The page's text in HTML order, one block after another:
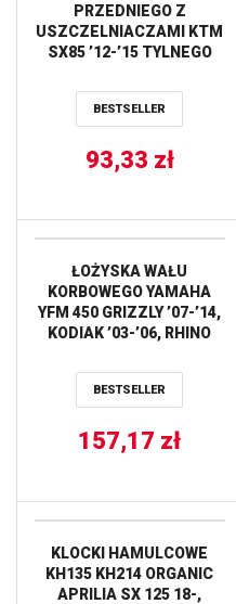
PRZEDNIEGO Z
USZCZELNIACZAMI KTM
SX85 ’12-’15 TYLNEGO
YAMAHA YZF250/450
’09-’16 ALL BALLS
BESTSELLER
93,33 zł
ŁOŻYSKA WAŁU
KORBOWEGO YAMAHA
YFM 450 GRIZZLY ’07-’14,
KODIAK ’03-’06, RHINO
’06-’10 HOT RODS
BESTSELLER
157,17 zł
KLOCKI HAMULCOWE
KH135 KH214 ORGANIC
APRILIA SX 125 18-,